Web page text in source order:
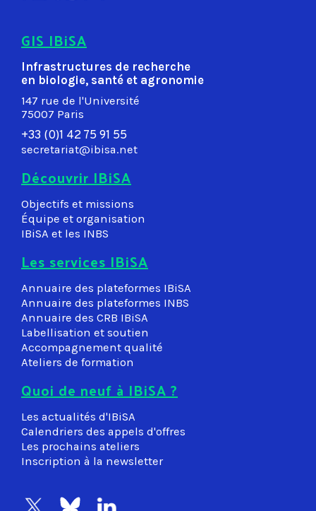
GIS IBiSA
Infrastructures de recherche
en biologie, santé et agronomie
147 rue de l'Université
75007 Paris
+33 (0)1 42 75 91 55
secretariat@ibisa.net
Découvrir IBiSA
Objectifs et missions
Équipe et organisation
IBiSA et les INBS
Les services IBiSA
Annuaire des plateformes IBiSA
Annuaire des plateformes INBS
Annuaire des CRB IBiSA
Labellisation et soutien
Accompagnement qualité
Ateliers de formation
Quoi de neuf à IBiSA ?
Les actualités d'IBiSA
Calendriers des appels d'offres
Les prochains ateliers
Inscription à la newsletter